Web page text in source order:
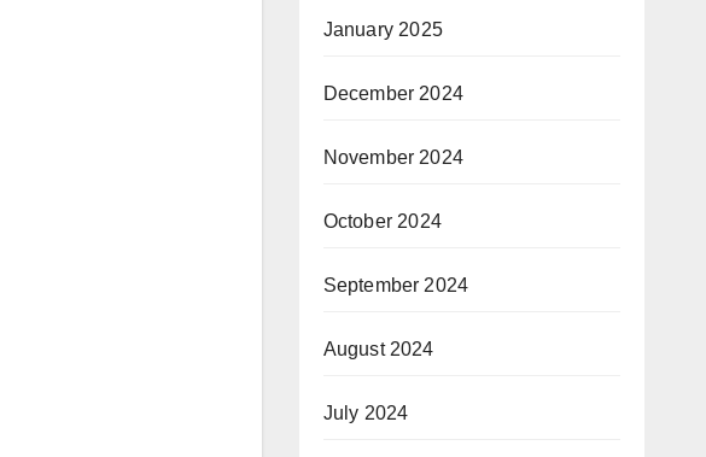
January 2025
December 2024
November 2024
October 2024
September 2024
August 2024
July 2024